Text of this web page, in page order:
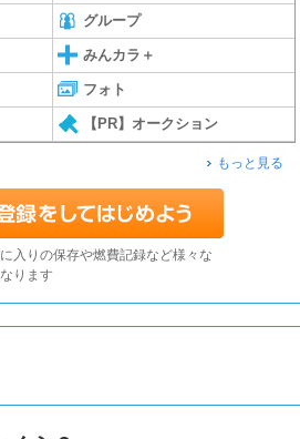
グループ
みんカラ＋
フォト
【PR】オークション
もっと見る
入りの保存や燃費記録など様々な
ります